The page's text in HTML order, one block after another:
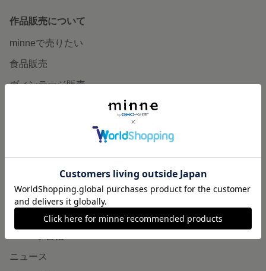
作品販売について
minneで売りたい
食品販売
ヴィンテージ販売
読みもの
minneとものづくりと
ニュース